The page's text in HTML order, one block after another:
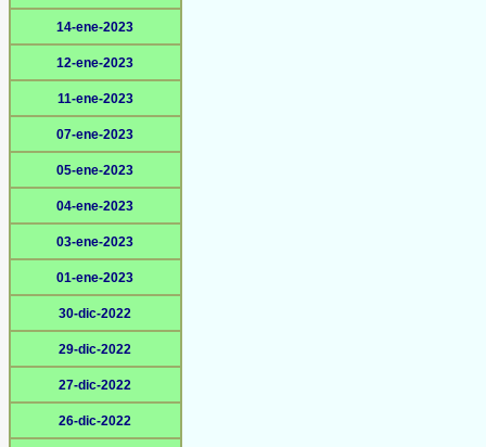
14-ene-2023
12-ene-2023
11-ene-2023
07-ene-2023
05-ene-2023
04-ene-2023
03-ene-2023
01-ene-2023
30-dic-2022
29-dic-2022
27-dic-2022
26-dic-2022